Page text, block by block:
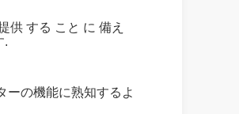
供 する こと に 備え
.
ーの機能に熟知するよ